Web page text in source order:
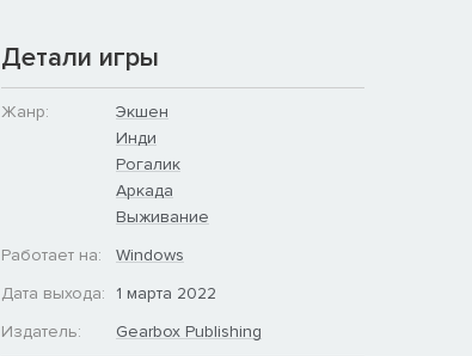
Детали игры
Жанр:
Экшен
Инди
Рогалик
Аркада
Выживание
Работает на:
Windows
Дата выхода:
1 марта 2022
Издатель:
Gearbox Publishing